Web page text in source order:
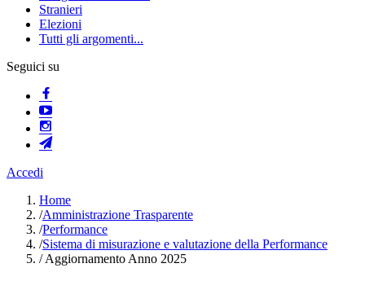
Stranieri
Elezioni
Tutti gli argomenti...
Seguici su
Accedi
Home
/Amministrazione Trasparente
/Performance
/Sistema di misurazione e valutazione della Performance
/Aggiornamento Anno 2025